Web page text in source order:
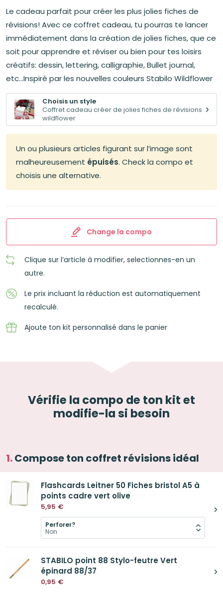
prix
initial
était :
62,75€.
prix
actuel
est :
53,37€.
Le cadeau parfait pour créer les plus jolies fiches de
révisions! Avec ce coffret cadeau, tu pourras te lancer
immédiatement dans la création de jolies fiches, que ce
soit pour apprendre et réviser ou bien pour tes loisirs
créatifs: dessin, lettering, calligraphie, Bullet journal,
etc...Inspiré par les nouvelles couleurs Stabilo Wildflower
Choisis un style
Coffret cadeau créer de jolies fiches de révisions
wildflower
Un ou plusieurs articles figurant sur l’image sont
malheureusement épuisés. Check la compo et
choisis une alternative.
Change la compo
Clique sur l’article à modifier, selectionnes-en un
autre.
Le prix incluant la réduction est automatiquement
recalculé.
Ajoute ton kit personnalisé dans le panier
Vérifie la compo de ton kit et
modifie-la si besoin
Compose ton coffret révisions idéal
Flashcards Leitner 50 Fiches bristol A5 à
points cadre vert olive
5,95 €
Perforer?
STABILO point 88 Stylo-feutre Vert
épinard 88/37
0,95 €